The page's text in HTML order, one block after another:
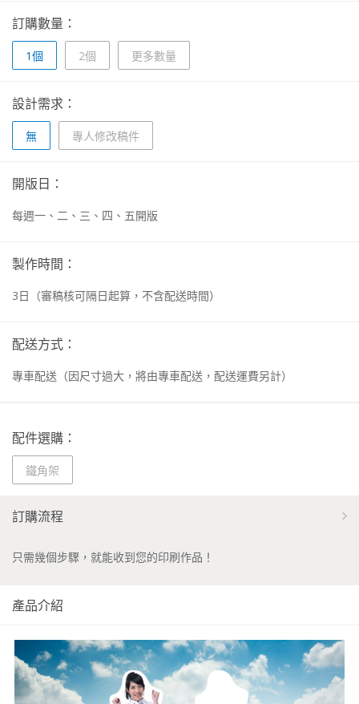
訂購數量：
1個 2個 更多數量
設計需求：
無 專人修改稿件
開版日：
每週一、二、三、四、五開版
製作時間：
3日 （審稿核可隔日起算，不含配送時間）
配送方式：
專車配送（因尺寸過大，將由專車配送，配送運費另計）
配件選購：
鐵角架
訂購流程
只需幾個步驟，就能收到您的印刷作品！
產品介紹